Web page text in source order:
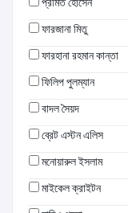
প্রমিত হোসেন
ফারজানা মিতু
ফারহানা রহমান কান্তা
ফিলিপ পুলম্যান
বাদল সৈয়দ
ব্রেট এস্টন এলিস
মনোয়ারুল ইসলাম
মাইকেল ক্রাইটন